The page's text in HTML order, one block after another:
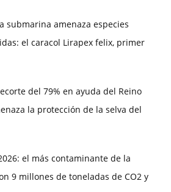
submarina amenaza especies
el caracol Lirapex felix, primer
del 79% en ayuda del Reino
la protección de la selva del
el más contaminante de la
9 millones de toneladas de CO2 y